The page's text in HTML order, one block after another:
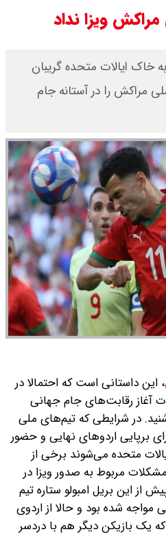
ویزا نداد
خاک ایالات متحده گریبان
مراکش را در آستانه جام
، این داستانی است که احتمالا در
آغاز رقابت‌های جام جهانی
شنید. در شرایطی که تیم‌های ملی
برپایی اردوهای نهایی و حضور
متحده می‌شوند برخی از
مربوط به صدور ویزا در
از این بریل امبولو ستاره تیم
شده بود و حالا از اردوی
یک بازیکن دیگر هم با دردسر